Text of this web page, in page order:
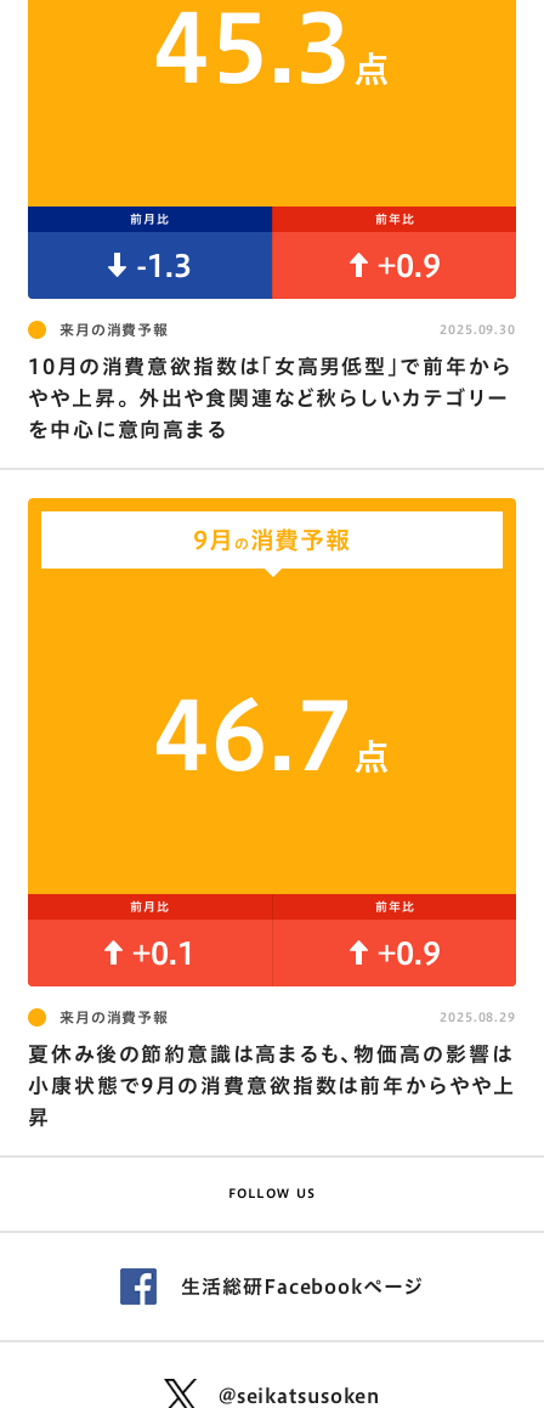
45.3 点
前月比 前年比
-1.3 +0.9
来月の消費予報
10月の消費意欲指数は｢女高男低型｣で前年から
やや上昇。 外出や食関連など秋らしいカテゴリー
を中心に意向高まる
2025.09.30
9月 の消費予報
46.7 点
前月比 前年比
+0.1 +0.9
来月の消費予報
夏休み後の節約意識は高まるも､物価高の影響は
小康状態で9月の消費意欲指数は前年からやや上
昇
2025.08.29
FOLLOW US
生活総研Facebookページ
@seikatsusoken